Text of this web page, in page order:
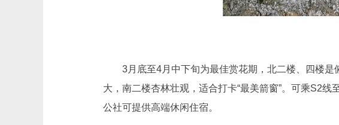
3月底至4月中下旬为最佳赏花期，北二楼、四楼是
大，南二楼杏林壮观，适合打卡“最美箭窗”。可乘S2
公社可提供高端休闲住宿。